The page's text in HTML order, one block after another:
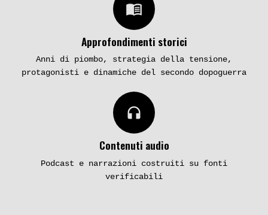
menu_book
Approfondimenti storici
Anni di piombo, strategia della tensione,
protagonisti e dinamiche del secondo dopoguerra
headphones
Contenuti audio
Podcast e narrazioni costruiti su fonti
verificabili